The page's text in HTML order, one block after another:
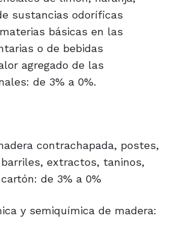
sustancias odoríficas
básicas en las
o de bebidas
agregado de las
de 3% a 0%.
contrachapada, postes,
extractos, taninos,
de 3% a 0%
y semiquímica de madera: